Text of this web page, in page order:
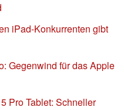
iPad-Konkurrenten gibt
Gegenwind für das Apple
Pro Tablet: Schneller